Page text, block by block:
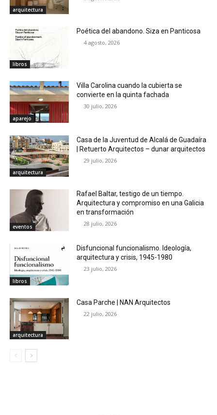
arquitectura
libros
Poética del abandono. Siza en Panticosa
4 agosto, 2026
aparejo
Villa Carolina cuando la cubierta se
convierte en la quinta fachada
30 julio, 2026
arquitectura
Casa de la Juventud de Alcalá de Guadaíra
| Retuerto Arquitectos – dunar arquitectos
29 julio, 2026
eventos
Rafael Baltar, testigo de un tiempo.
Arquitectura y compromiso en una Galicia
en transformación
28 julio, 2026
libros
Disfuncional funcionalismo. Ideología,
arquitectura y crisis, 1945-1980
23 julio, 2026
arquitectura
Casa Parche | NAN Arquitectos
22 julio, 2026